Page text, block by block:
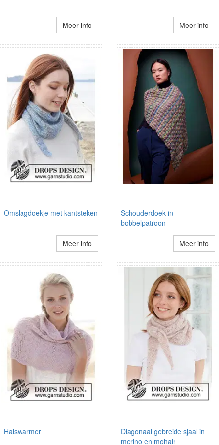
Meer info Meer info
Omslagdoekje met kantsteken
Meer info
Schouderdoek in
bobbelpatroon
Meer info
Halswarmer
Diagonaal gebreide sjaal in
merino en mohair